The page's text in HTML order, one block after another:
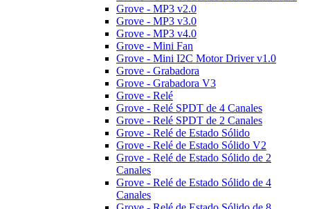
Grove - MP3 v2.0
Grove - MP3 v3.0
Grove - MP3 v4.0
Grove - Mini Fan
Grove - Mini I2C Motor Driver v1.0
Grove - Grabadora
Grove - Grabadora V3
Grove - Relé
Grove - Relé SPDT de 4 Canales
Grove - Relé SPDT de 2 Canales
Grove - Relé de Estado Sólido
Grove - Relé de Estado Sólido V2
Grove - Relé de Estado Sólido de 2
Canales
Grove - Relé de Estado Sólido de 4
Canales